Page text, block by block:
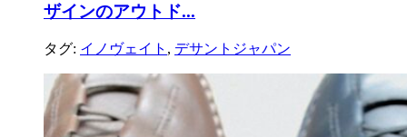
ザインのアウトド...
タグ: イノヴェイト , デサントジャパン